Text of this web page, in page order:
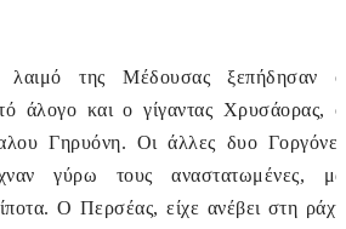
της Μέδουσας ξεπήδησαν ο
άλογο και ο γίγαντας Χρυσάορας, ο
Γηρυόνη. Οι άλλες δυο Γοργόνες
γύρω τους αναστατωμένες, μα
Ο Περσέας, είχε ανέβει στη ράχη